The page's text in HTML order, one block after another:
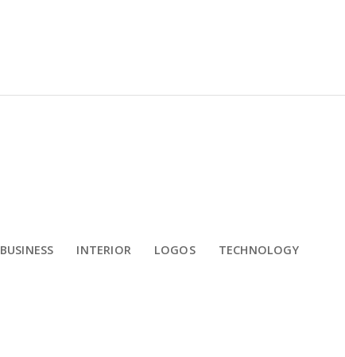
BUSINESS INTERIOR LOGOS TECHNOLOGY